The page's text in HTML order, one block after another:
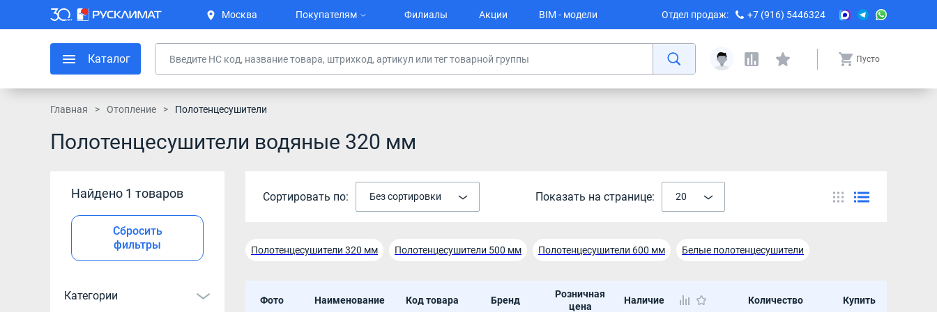
Москва Покупателям Филиалы Акции BIM - модели Отдел продаж: +7 (916) 5446324
Каталог Пусто
Главная Отопление Полотенцесушители
Полотенцесушители водяные 320 мм
Найдено 1 товаров
Сбросить
фильтры
Категории
Сортировать по: Без сортировки Показать на странице: 20
Полотенцесушители 320 мм Полотенцесушители 500 мм Полотенцесушители 600 мм Белые полотенцесушители
Полотенцесушитель водяной 400 Полотенцесушители водяные 500 мм Водяные полотенцесушители белые
Фото Наименование Код товара Бренд
Розничная
цена
Наличие Количество Купить